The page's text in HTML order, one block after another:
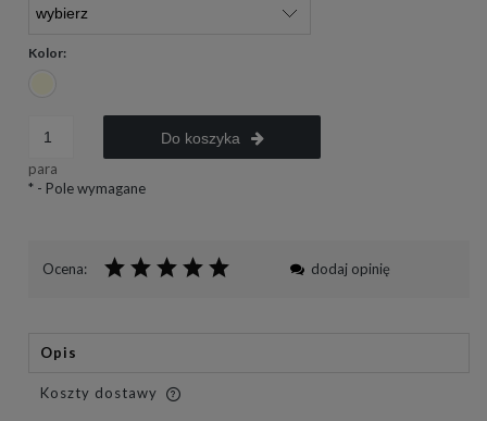
Kolor:
para
Do koszyka
* - Pole wymagane
Ocena: dodaj opinię
Opis
Koszty dostawy
Cena nie zawiera ewentualnych kosztów płatności